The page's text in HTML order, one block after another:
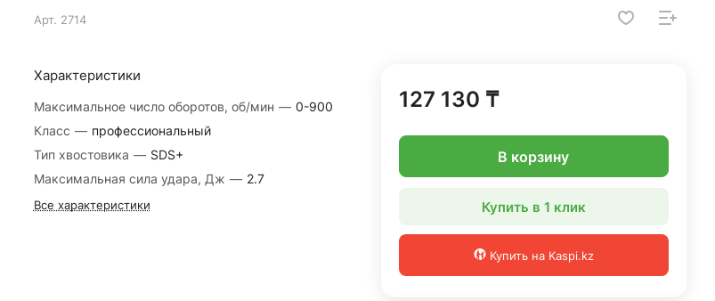
Арт. 2714
Характеристики
Максимальное число оборотов, об/мин — 0-900
Класс — профессиональный
Тип хвостовика — SDS+
Максимальная сила удара, Дж — 2.7
Все характеристики
127 130 ₸
В корзину
Купить в 1 клик
Купить на Kaspi.kz